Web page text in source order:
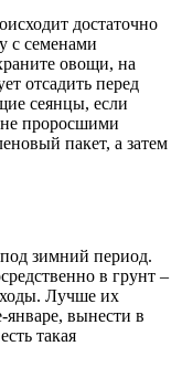
достаточно
с семенами
овощи, на
отсадить перед
сеянцы, если
проросшими
пакет, а затем
зимний период.
в грунт –
Лучше их
январе, вынести в
такая